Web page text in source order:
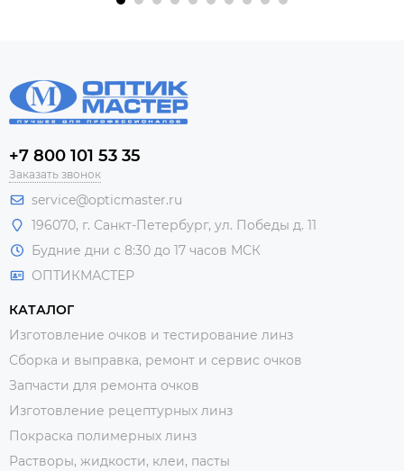
+7 800 101 53 35
Заказать звонок
service@opticmaster.ru
196070, г. Санкт-Петербург, ул. Победы д. 11
Будние дни с 8:30 до 17 часов МСК
ОПТИКМАСТЕР
КАТАЛОГ
Изготовление очков и тестирование линз
Сборка и выправка, ремонт и сервис очков
Запчасти для ремонта очков
Изготовление рецептурных линз
Покраска полимерных линз
Растворы, жидкости, клеи, пасты